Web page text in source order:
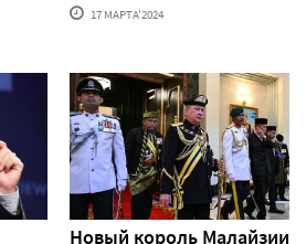
17 МАРТА'2024
Новый король Малайзии